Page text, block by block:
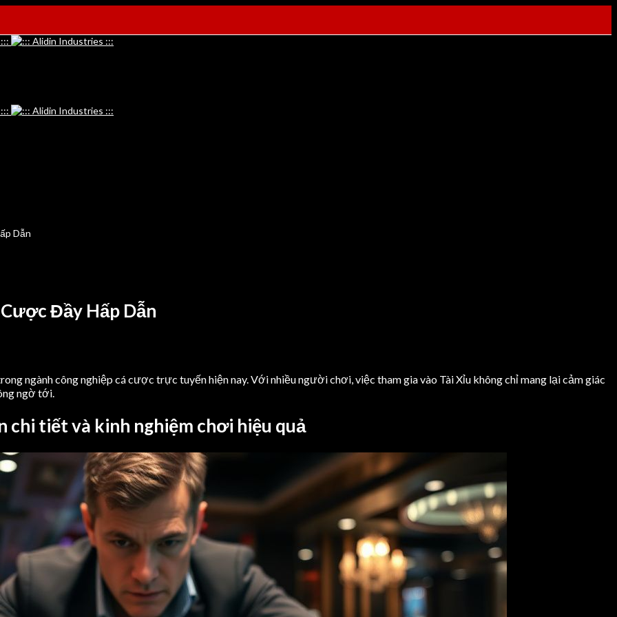
Dẫn
Đầy Hấp Dẫn
ngành công nghiệp cá cược trực tuyến hiện nay. Với nhiều người chơi, việc tham gia vào Tài Xỉu không chỉ mang lại cảm giác
ngờ tới.
chi tiết và kinh nghiệm chơi hiệu quả